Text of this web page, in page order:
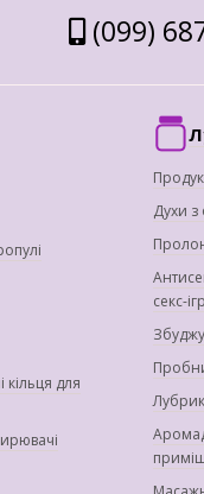
(099)
кільця для
Духи
секс-